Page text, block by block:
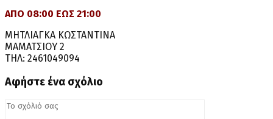
ΑΠΟ 08:00 ΕΩΣ 21:00
ΜΗΤΛΙΑΓΚΑ ΚΩΣΤΑΝΤΙΝΑ
ΜΑΜΑΤΣΙΟΥ 2
ΤΗΛ: 2461049094
Αφήστε ένα σχόλιο